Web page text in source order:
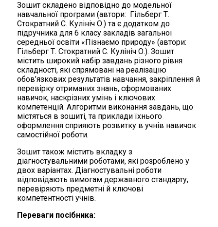
Зошит складено відповідно до модельної
навчальної програми (автори: Гільберг Т.
Стократний С. Кулініч О.) та є додатком до
підручника для 6 класу закладів загальної
середньої освіти «Пізнаємо природу» (автори:
Гільберг Т. Стократний С. Кулініч О.). Зошит
містить широкий набір завдань різного рівня
складності, які спрямовані на реалізацію
обов’язкових результатів навчання, закріплення й
перевірку отриманих знань, сформованих
навичок, наскрізних умінь і ключових
компетенцій. Алгоритми виконання завдань, що
містяться в зошиті, та приклади їхнього
оформлення сприяють розвитку в учнів навичок
самостійної роботи.
Зошит також містить вкладку з
діагностувальними роботами, які розроблено у
двох варіантах. Діагностувальні роботи
відповідають вимогам державного стандарту,
перевіряють предметні й ключові
компетентності учнів.
Переваги посібника: